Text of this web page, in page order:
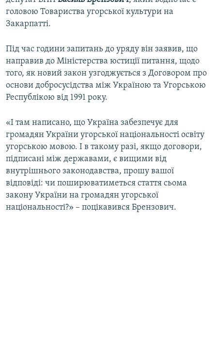
головою Товариства угорської культури на
Закарпатті.
Під час години запитань до уряду він заявив, що
направив до Міністерства юстиції питання, щодо
того, як новий закон узгоджується з Договором про
основи добросусідства між Україною та Угорською
Республікою від 1991 року.
«І там написано, що Україна забезпечує для
громадян України угорської національності освіту
угорською мовою. І в такому разі, якщо договори,
підписані між державами, є вищими від
внутрішнього законодавства, прошу вашої
відповіді: чи поширюватиметься стаття сьома
закону України на громадян угорської
національності?» – поцікавився Брензович.